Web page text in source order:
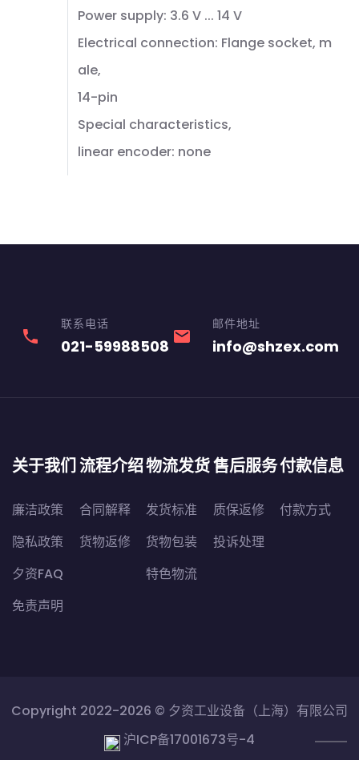
Power supply: 3.6 V ... 14 V
Electrical connection: Flange socket, m
ale,
14-pin
Special characteristics,
linear encoder: none
phone
联系电话
021-59988508 email
邮件地址
info@shzex.com
关于我们
廉洁政策
隐私政策
夕资FAQ
免责声明
流程介绍
合同解释
货物返修
物流发货
发货标准
货物包装
特色物流
售后服务
质保返修
投诉处理
付款信息
付款方式
Copyright 2022-2026 © 夕资工业设备（上海）有限公司
沪ICP备17001673号-4